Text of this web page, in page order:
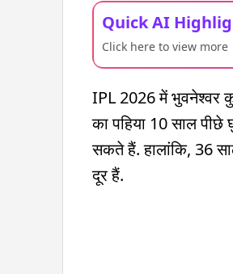
Quick AI
Click here to view more
IPL 2026 में भुवनेश्वर
का पहिया 10 साल पीछे
सकते हैं. हालांकि, 36
दूर हैं.